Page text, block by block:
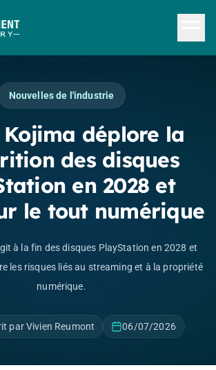
Nouvelles de l'industrie
Kojima déplore la
des disques
en 2028 et
le tout numérique
à la fin des disques PlayStation en 2028 et
les risques liés au streaming et à la propriété
numérique.
par Vivien Reumont 06/07/2026